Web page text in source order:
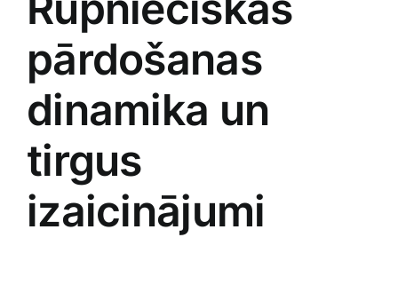
Sports, tūrisms un atpūta
TV un Sadzīves tehnika
Zoo preces
‍pārdošanas
dinamika un
tirgus
izaicinājumi